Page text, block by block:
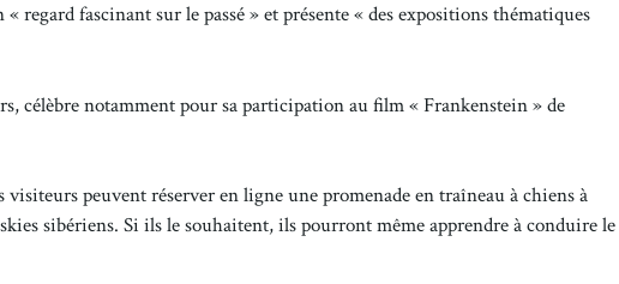
regard fascinant sur le passé » et présente « des expositions thématiques
célèbre notamment pour sa participation au film « Frankenstein » de
visiteurs peuvent réserver en ligne une promenade en traîneau à chiens à
sibériens. Si ils le souhaitent, ils pourront même apprendre à conduire le